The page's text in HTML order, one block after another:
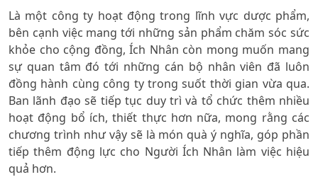
Là một công ty hoạt động trong lĩnh vực dược phẩm,
bên cạnh việc mang tới những sản phẩm chăm sóc sức
khỏe cho cộng đồng, Ích Nhân còn mong muốn mang
sự quan tâm đó tới những cán bộ nhân viên đã luôn
đồng hành cùng công ty trong suốt thời gian vừa qua.
Ban lãnh đạo sẽ tiếp tục duy trì và tổ chức thêm nhiều
hoạt động bổ ích, thiết thực hơn nữa, mong rằng các
chương trình như vậy sẽ là món quà ý nghĩa, góp phần
tiếp thêm động lực cho Người Ích Nhân làm việc hiệu
quả hơn.